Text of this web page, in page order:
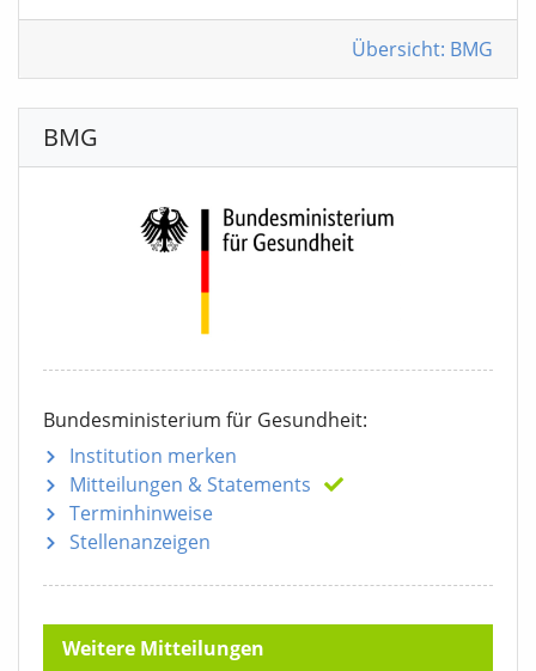
Übersicht: BMG
BMG
Bundesministerium für Gesundheit:
Institution merken
Mitteilungen & Statements
Terminhinweise
Stellenanzeigen
Weitere Mitteilungen